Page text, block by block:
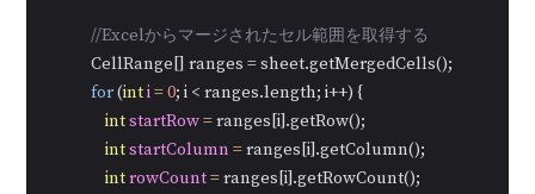
//Excelからマージされたセル範囲を取得する
            CellRange[] ranges = sheet.getMergedCells();
for (inti=0; i < ranges.length; i++) {
intstartRow= ranges[i].getRow();
intstartColumn = ranges[i].getColumn();
introwCount= ranges[i].getRowCount();